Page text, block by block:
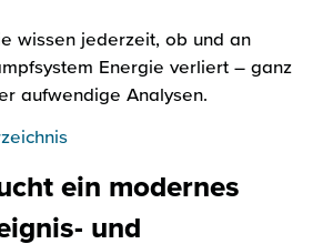
wissen jederzeit, ob und an
Energie verliert – ganz
aufwendige Analysen.
ein modernes
und